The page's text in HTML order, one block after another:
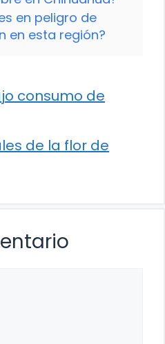
en peligro de
en esta región?
consumo de
de la flor de